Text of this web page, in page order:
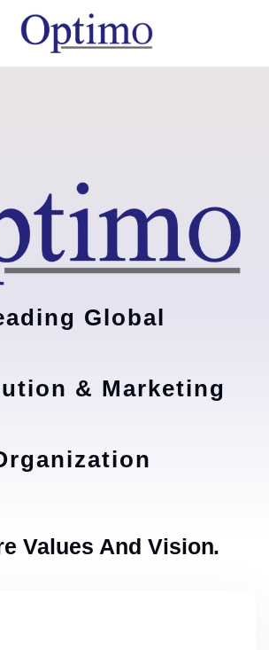
Global
& Marketing
Values And Vision.